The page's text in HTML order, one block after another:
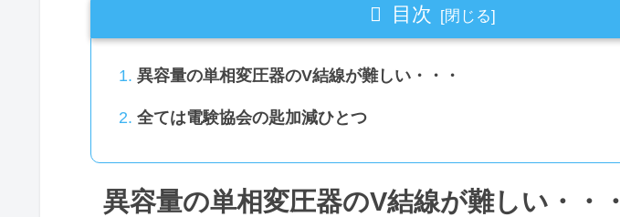
目次
異容量の単相変圧器のV結線が難しい・・・
全ては電験協会の匙加減ひとつ
異容量の単相変圧器のV結線が難しい・・・